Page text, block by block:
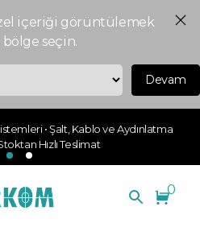
içeriği görüntülemek
seçin.
Devam
• Şalt, Kablo ve Aydınlatma
Hızlı Teslimat
0